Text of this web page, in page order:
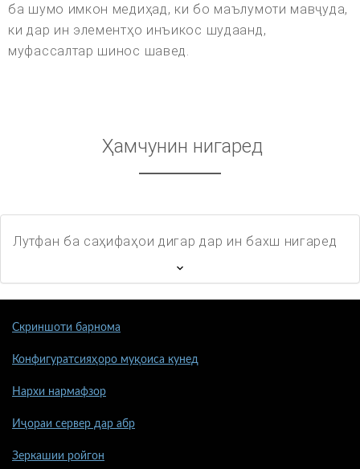
ба шумо имкон медиҳад, ки бо маълумоти мавҷуда,
ки дар ин элементҳо инъикос шудаанд,
муфассалтар шинос шавед.
Ҳамчунин нигаред
Лутфан ба саҳифаҳои дигар дар ин бахш нигаред
Скриншоти барнома
Конфигуратсияҳоро муқоиса кунед
Нархи нармафзор
Иҷораи сервер дар абр
Зеркашии ройгон